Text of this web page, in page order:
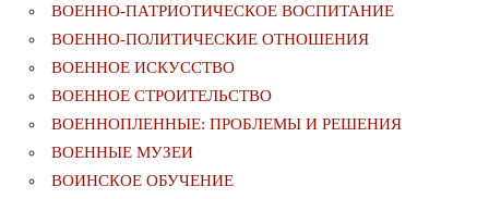
ВОЕННО-ПАТРИОТИЧЕСКОЕ ВОСПИТАНИЕ
ВОЕННО-ПОЛИТИЧЕСКИE ОТНОШЕНИЯ
ВОЕННОЕ ИСКУССТВО
ВОЕННОЕ СТРОИТЕЛЬСТВО
ВОЕННОПЛЕННЫЕ: ПРОБЛЕМЫ И РЕШЕНИЯ
ВОЕННЫЕ МУЗЕИ
ВОИНСКОЕ ОБУЧЕНИЕ